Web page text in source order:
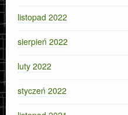
listopad 2022
sierpień 2022
luty 2022
styczeń 2022